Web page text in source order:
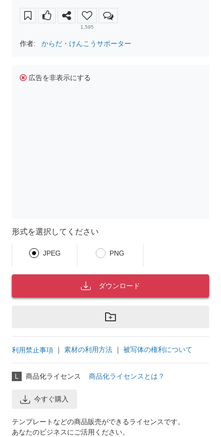
1,595
作者: からだ・けんこうサポーター
広告を非表示にする
形式を選択してください
JPEG PNG
ダウンロード
利用禁止事項 ｜ 素材の利用方法 ｜ 被写体の権利について
L 商品化ライセンス 商品化ライセンスとは？
今すぐ購入
テンプレートなどの商品販売ができるライセンスです。
あなたのビジネスにご活用ください。